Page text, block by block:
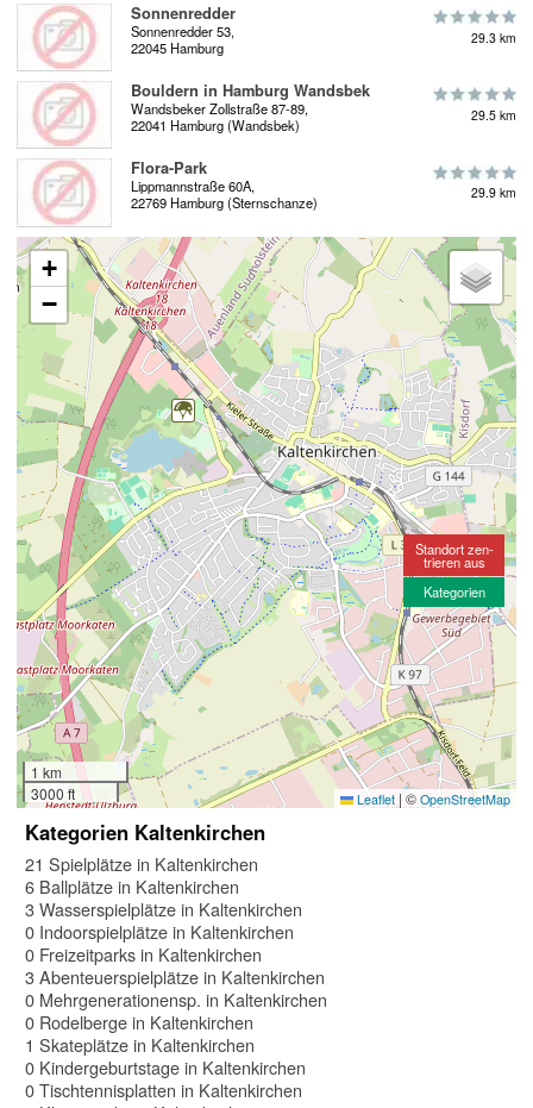
Sonnenredder
Sonnenredder 53,
22045 Hamburg
29.3 km
Bouldern in Hamburg Wandsbek
Wandsbeker Zollstraße 87-89,
22041 Hamburg (Wandsbek)
29.5 km
Flora-Park
Lippmannstraße 60A,
22769 Hamburg (Sternschanze)
29.9 km
+
−
1 km
3000 ft
Leaflet | © OpenStreetMap
Standort zen-
trieren aus
Kategorien
Kategorien Kaltenkirchen
21 Spielplätze in Kaltenkirchen
6 Ballplätze in Kaltenkirchen
3 Wasserspielplätze in Kaltenkirchen
0 Indoorspielplätze in Kaltenkirchen
0 Freizeitparks in Kaltenkirchen
3 Abenteuerspielplätze in Kaltenkirchen
0 Mehrgenerationensp. in Kaltenkirchen
0 Rodelberge in Kaltenkirchen
1 Skateplätze in Kaltenkirchen
0 Kindergeburtstage in Kaltenkirchen
0 Tischtennisplatten in Kaltenkirchen